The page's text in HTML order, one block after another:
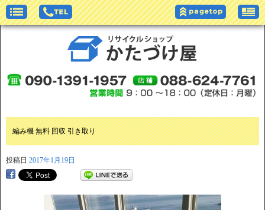
編み機 無料 回収 引き取り
投稿日 2017年1月19日